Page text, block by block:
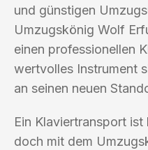
und günstigen
Umzugskönig Wolf
einen professionellen
wertvolles Instrument
an seinen neuen
Ein Klaviertransport
doch mit dem